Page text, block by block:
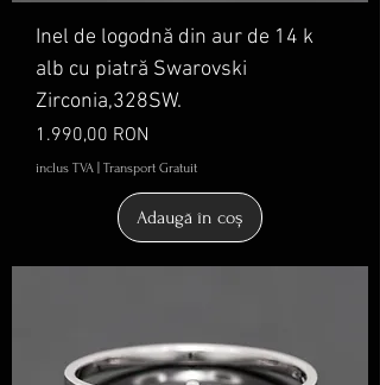
Inel de logodnă din aur de 14 k
alb cu piatră Swarovski
Zirconia,328SW.
Preț
1.990,00 RON
inclus TVA Transport Gratuit
Adaugă în coș